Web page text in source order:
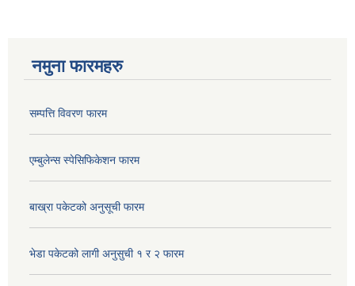
नमुना फारमहरु
सम्पत्ति विवरण फारम
एम्बुलेन्स स्पेसिफिकेशन फारम
बाख्रा पकेटको अनुसूची फारम
भेडा पकेटको लागी अनुसुची १ र २ फारम